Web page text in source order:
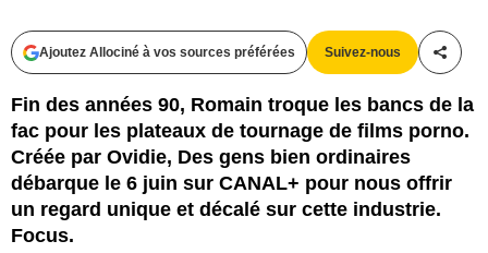
Ajoutez Allociné à vos sources préférées Suivez-nous
Fin des années 90, Romain troque les bancs de la
fac pour les plateaux de tournage de films porno.
Créée par Ovidie, Des gens bien ordinaires
débarque le 6 juin sur CANAL+ pour nous offrir
un regard unique et décalé sur cette industrie.
Focus.